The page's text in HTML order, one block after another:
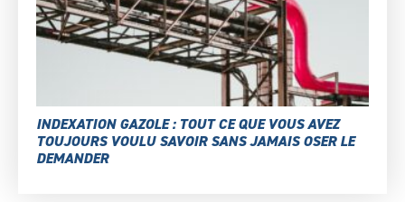
INDEXATION GAZOLE : TOUT CE QUE VOUS AVEZ
TOUJOURS VOULU SAVOIR SANS JAMAIS OSER LE
DEMANDER